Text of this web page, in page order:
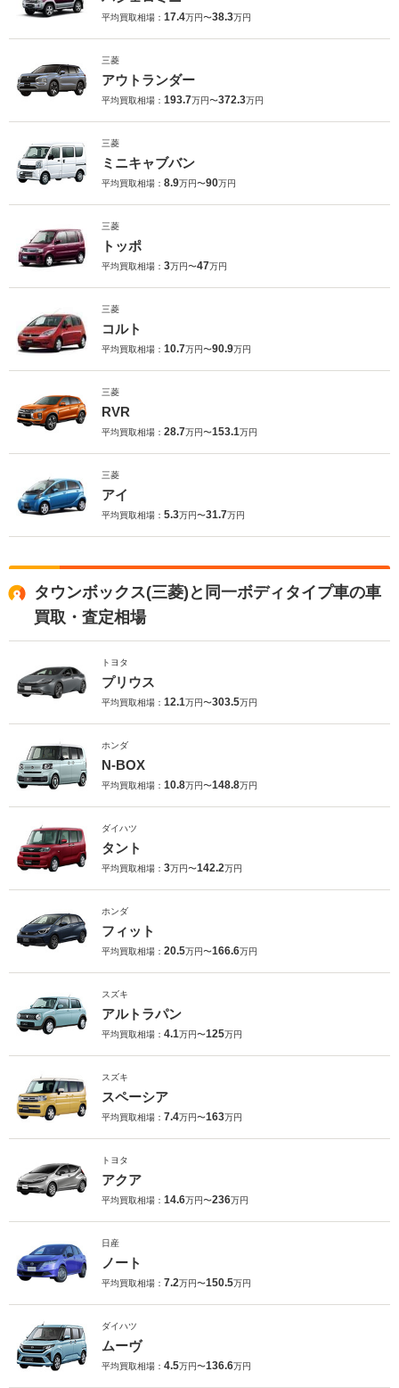
平均買取相場： 17.4万円〜38.3万円
三菱
アウトランダー
平均買取相場： 193.7万円〜372.3万円
三菱
ミニキャブバン
平均買取相場： 8.9万円〜90万円
三菱
トッポ
平均買取相場： 3万円〜47万円
三菱
コルト
平均買取相場： 10.7万円〜90.9万円
三菱
RVR
平均買取相場： 28.7万円〜153.1万円
三菱
アイ
平均買取相場： 5.3万円〜31.7万円
タウンボックス(三菱)と同一ボディタイプ車の車
買取・査定相場
トヨタ
プリウス
平均買取相場： 12.1万円〜303.5万円
ホンダ
N-BOX
平均買取相場： 10.8万円〜148.8万円
ダイハツ
タント
平均買取相場： 3万円〜142.2万円
ホンダ
フィット
平均買取相場： 20.5万円〜166.6万円
スズキ
アルトラパン
平均買取相場： 4.1万円〜125万円
スズキ
スペーシア
平均買取相場： 7.4万円〜163万円
トヨタ
アクア
平均買取相場： 14.6万円〜236万円
日産
ノート
平均買取相場： 7.2万円〜150.5万円
ダイハツ
ムーヴ
平均買取相場： 4.5万円〜136.6万円